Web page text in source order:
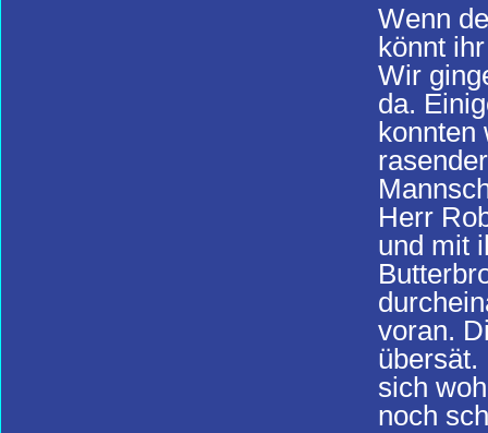
Wenn
könnt
Wir
da.
konnten
Herr
und mit
voran.
übersät.
sich
noch